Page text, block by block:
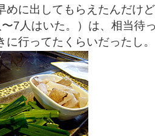
めに出してもらえたんだけ
7人はいた。）は、相当待
行ってたくらいだったし。